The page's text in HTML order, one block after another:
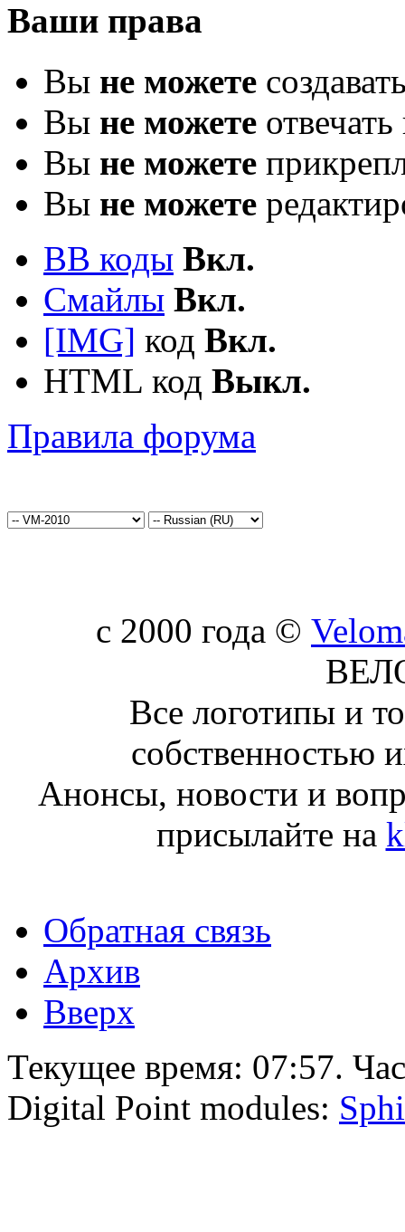
Ваши права
Вы не можете
Вы не можете
Вы не можете
Вы не можете
BB коды Вкл.
Смайлы Вкл.
[IMG] код Вкл.
HTML код Выкл.
Правила форума
c 2000 года ©
Все логотипы и
собственностью
Анонсы, новости и
присылайте на
Обратная связь
Архив
Вверх
Текущее время: 07:57.
Digital Point modules: